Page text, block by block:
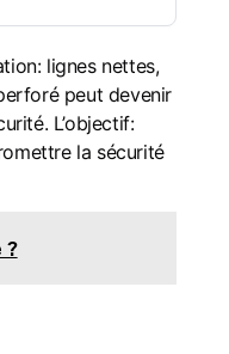
lignes nettes,
peut devenir
L’objectif:
la sécurité
?